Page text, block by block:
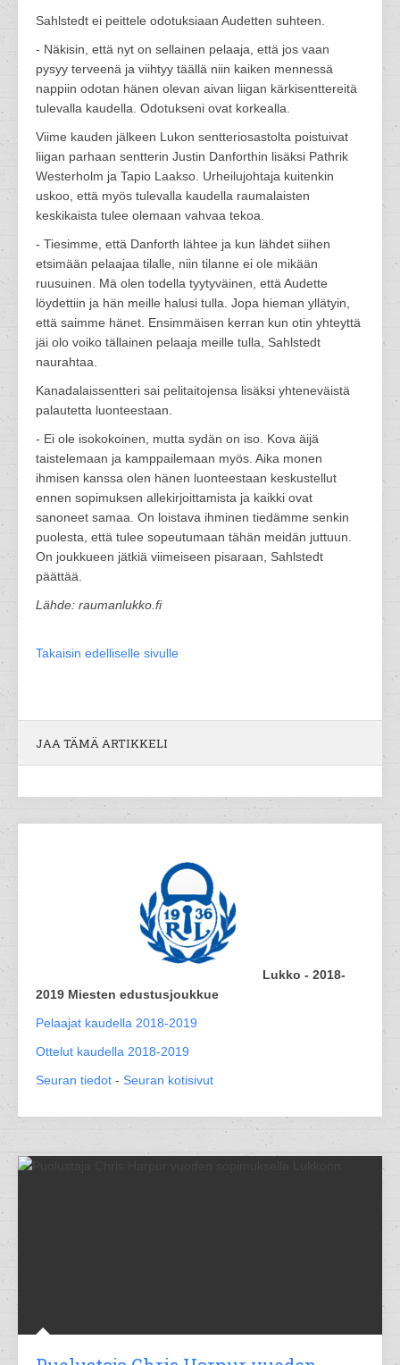
Sahlstedt ei peittele odotuksiaan Audetten suhteen.
- Näkisin, että nyt on sellainen pelaaja, että jos vaan
pysyy terveenä ja viihtyy täällä niin kaiken mennessä
nappiin odotan hänen olevan aivan liigan kärkisenttereitä
tulevalla kaudella. Odotukseni ovat korkealla.
Viime kauden jälkeen Lukon sentteriosastolta poistuivat
liigan parhaan sentterin Justin Danforthin lisäksi Pathrik
Westerholm ja Tapio Laakso. Urheilujohtaja kuitenkin
uskoo, että myös tulevalla kaudella raumalaisten
keskikaista tulee olemaan vahvaa tekoa.
- Tiesimme, että Danforth lähtee ja kun lähdet siihen
etsimään pelaajaa tilalle, niin tilanne ei ole mikään
ruusuinen. Mä olen todella tyytyväinen, että Audette
löydettiin ja hän meille halusi tulla. Jopa hieman yllätyin,
että saimme hänet. Ensimmäisen kerran kun otin yhteyttä
jäi olo voiko tällainen pelaaja meille tulla, Sahlstedt
naurahtaa.
Kanadalaissentteri sai pelitaitojensa lisäksi yhteneväistä
palautetta luonteestaan.
- Ei ole isokokoinen, mutta sydän on iso. Kova äijä
taistelemaan ja kamppailemaan myös. Aika monen
ihmisen kanssa olen hänen luonteestaan keskustellut
ennen sopimuksen allekirjoittamista ja kaikki ovat
sanoneet samaa. On loistava ihminen tiedämme senkin
puolesta, että tulee sopeutumaan tähän meidän juttuun.
On joukkueen jätkiä viimeiseen pisaraan, Sahlstedt
päättää.
Lähde: raumanlukko.fi
Takaisin edelliselle sivulle
JAA TÄMÄ ARTIKKELI
Lukko - 2018-
2019 Miesten edustusjoukkue
Pelaajat kaudella 2018-2019
Ottelut kaudella 2018-2019
Seuran tiedot - Seuran kotisivut